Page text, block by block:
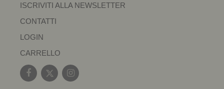
ISCRIVITI ALLA NEWSLETTER
CONTATTI
LOGIN
CARRELLO